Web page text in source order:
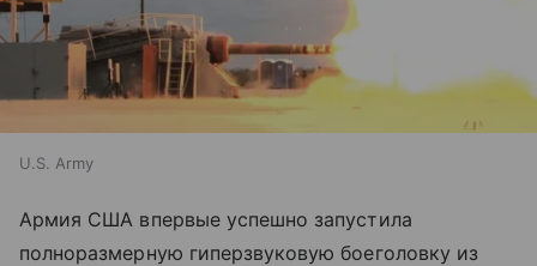
U.S. Army
Армия США впервые успешно запустила
полноразмерную гиперзвуковую боеголовку из